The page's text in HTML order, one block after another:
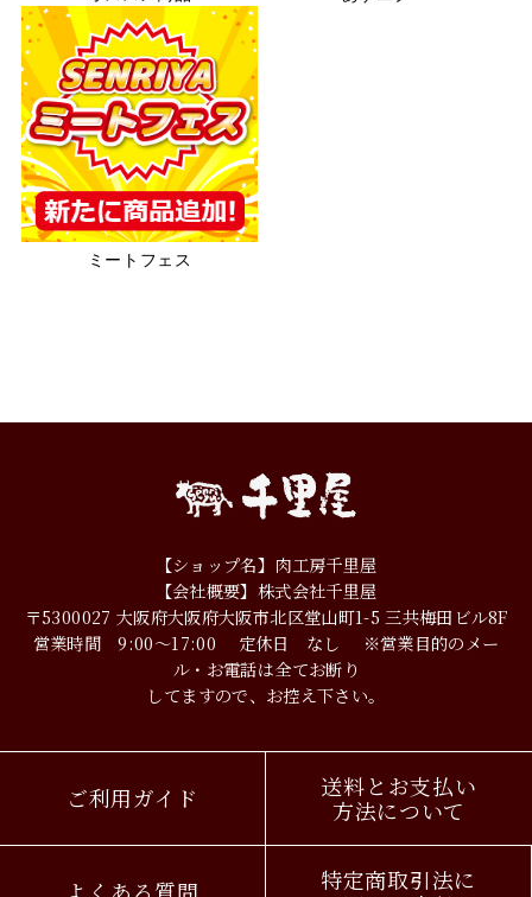
ミートフェス
【ショップ名】肉工房千里屋
【会社概要】株式会社千里屋
〒5300027 大阪府大阪府大阪市北区堂山町1-5 三共梅田ビル8F
営業時間 9:00～17:00
定休日 なし
※営業目的のメー
ル・お電話は全てお断り
してますので、お控え下さい。
ご利用ガイド
送料とお支払い
方法について
よくある質問
特定商取引法に